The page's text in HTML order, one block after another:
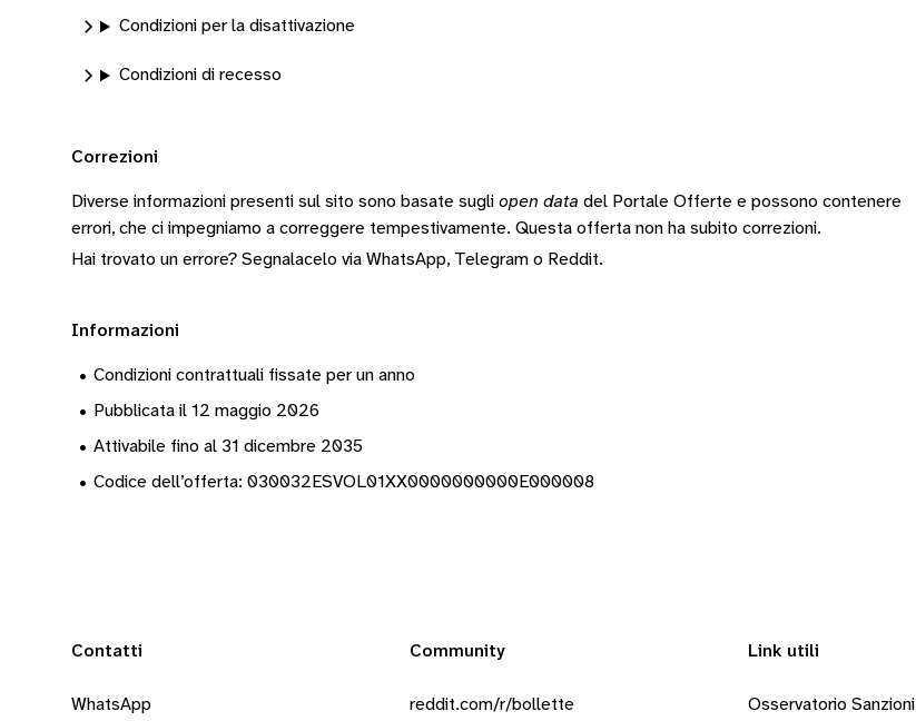
Condizioni per la disattivazione
Condizioni di recesso
Correzioni
Diverse informazioni presenti sul sito sono basate sugli open data del Portale Offerte e possono contenere
errori, che ci impegniamo a correggere tempestivamente. Questa offerta non ha subito correzioni.
Hai trovato un errore? Segnalacelo via WhatsApp, Telegram o Reddit.
Informazioni
• Condizioni contrattuali fissate per un anno
• Pubblicata il 12 maggio 2026
• Attivabile fino al 31 dicembre 2035
• Codice dell’offerta: 030032ESVOL01XX0000000000E000008
Contatti
WhatsApp
Community
reddit.com/r/bollette
Link utili
Osservatorio Sanzioni